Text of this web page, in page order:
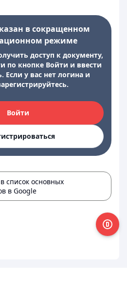
в сокращенном
режиме
доступ к документу,
по кнопке Войти и ввести
Если у вас нет логина и
Войти
список основных
в Google